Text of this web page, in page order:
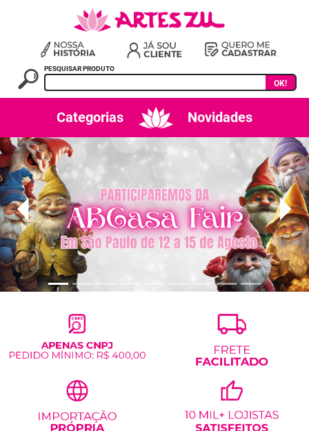
PESQUISAR PRODUTO
OK!
Categorias Novidades
Previous Next